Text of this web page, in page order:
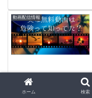
動画配信情報
動画配信情報
ホーム 検索